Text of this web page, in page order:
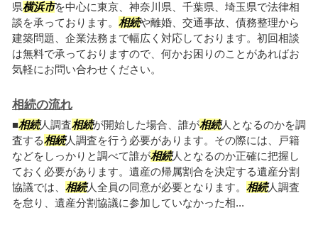
県横浜市を中心に東京、神奈川県、千葉県、埼玉県で法律相
談を承っております。 相続や離婚、交通事故、債務整理から
建築問題、企業法務まで幅広く対応しております。初回相談
は無料で承っておりますので、何かお困りのことがあればお
気軽にお問い合わせください。
相続の流れ
■相続人調査相続が開始した場合、誰が相続人となるのかを調
査する相続人調査を行う必要があります。その際には、戸籍
などをしっかりと調べて誰が相続人となるのか正確に把握し
ておく必要があります。遺産の帰属割合を決定する遺産分割
協議では、 相続人全員の同意が必要となります。 相続人調査
を怠り、遺産分割協議に参加していなかった相...